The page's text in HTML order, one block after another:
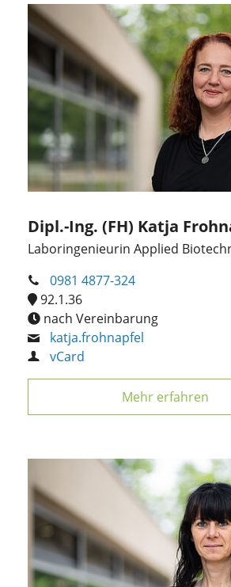
Dipl.-Ing. (FH) Katja
Laboringenieurin Applied
0981 4877-324
92.1.36
nach Vereinbarung
katja.frohnapfel
vCard
Mehr erfahren